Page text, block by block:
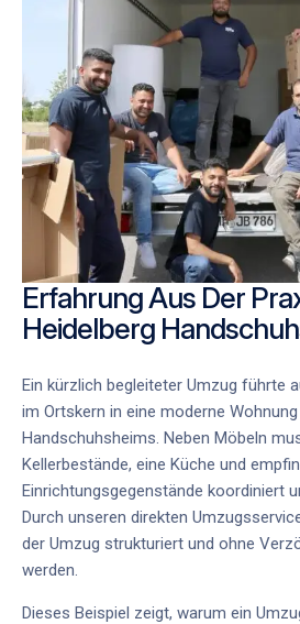
Erfahrung Aus Der
Heidelberg
Ein kürzlich begleiteter Umzug führte
im Ortskern in eine moderne
Handschuhsheims. Neben Möbeln
Kellerbestände, eine Küche und
Einrichtungsgegenstände koordiniert
Durch unseren direkten
der Umzug strukturiert und ohne
werden.
Dieses Beispiel zeigt, warum ein